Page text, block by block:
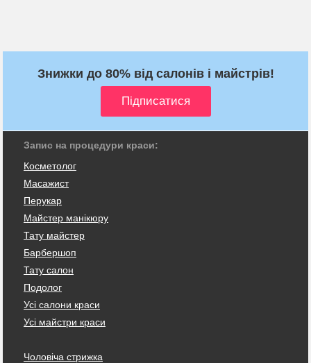
Знижки до 80% від салонів і майстрів!
Запис на процедури краси:
Косметолог
Масажист
Перукар
Майстер манікюру
Тату майстер
Барбершоп
Тату салон
Подолог
Усі салони краси
Усі майстри краси
Чоловіча стрижка